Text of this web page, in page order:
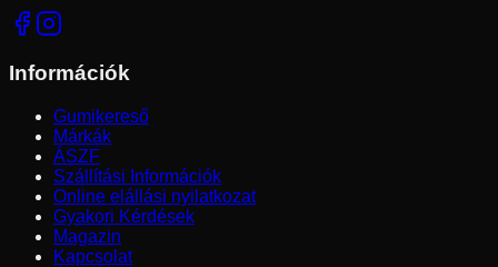
Információk
Gumikereső
Márkák
ÁSZF
Szállítási Információk
Online elállási nyilatkozat
Gyakori Kérdések
Magazin
Kapcsolat